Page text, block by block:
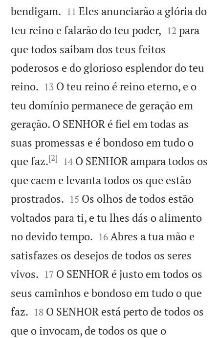
bendigam. 

11 Eles anunciarão a glória do
teu reino e falarão do teu poder, 

12 para
que todos saibam dos teus feitos
poderosos e do glorioso esplendor do teu
reino. 

13 O teu reino é reino eterno, e o
teu domínio permanece de geração em
geração. O SENHOR é fiel em todas as
suas promessas e é bondoso em tudo o
que faz.[2] 

14 O SENHOR ampara todos os
que caem e levanta todos os que estão
prostrados. 

15 Os olhos de todos estão
voltados para ti, e tu lhes dás o alimento
no devido tempo. 

16 Abres a tua mão e
satisfazes os desejos de todos os seres
vivos. 

17 O SENHOR é justo em todos os
seus caminhos e bondoso em tudo o que
faz. 

18 O SENHOR está perto de todos os
que o invocam, de todos os que o